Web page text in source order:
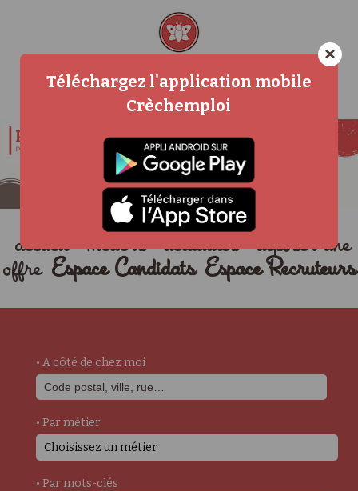
accueil métiers actualités
déposer une
offre Espace Candidats Espace Recruteurs
• A côté de chez moi
• Par métier
Choisissez un métier
• Par mots-clés
×
Téléchargez l'application mobile
Crèchemploi